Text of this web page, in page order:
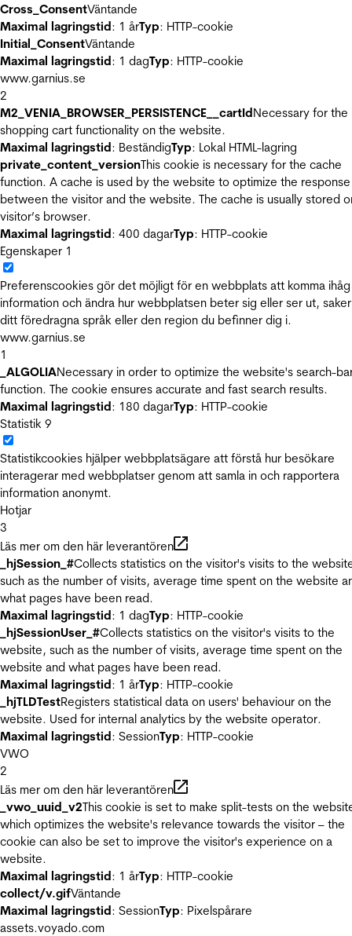
Cross_ConsentVäntande
Maximal lagringstid: 1 årTyp: HTTP-cookie
Initial_ConsentVäntande
Maximal lagringstid: 1 dagTyp: HTTP-cookie
www.garnius.se
2
M2_VENIA_BROWSER_PERSISTENCE__cartIdNecessary for the
shopping cart functionality on the website.
Maximal lagringstid: BeständigTyp: Lokal HTML-lagring
private_content_versionThis cookie is necessary for the cache
function. A cache is used by the website to optimize the
between the visitor and the website. The cache is usually stored
visitor’s browser.
Maximal lagringstid: 400 dagarTyp: HTTP-cookie
Egenskaper 1
Preferenscookies gör det möjligt för en webbplats att komma ihåg
information och ändra hur webbplatsen beter sig eller ser ut,
ditt föredragna språk eller den region du befinner dig i.
www.garnius.se
1
_ALGOLIANecessary in order to optimize the website's search-
function. The cookie ensures accurate and fast search results.
Maximal lagringstid: 180 dagarTyp: HTTP-cookie
Statistik 9
Statistikcookies hjälper webbplatsägare att förstå hur besökare
interagerar med webbplatser genom att samla in och rapportera
information anonymt.
Hotjar
3
Läs mer om den här leverantören
_hjSession_#Collects statistics on the visitor's visits to the
such as the number of visits, average time spent on the website
what pages have been read.
Maximal lagringstid: 1 dagTyp: HTTP-cookie
_hjSessionUser_#Collects statistics on the visitor's visits to the
website, such as the number of visits, average time spent on the
website and what pages have been read.
Maximal lagringstid: 1 årTyp: HTTP-cookie
_hjTLDTestRegisters statistical data on users' behaviour on the
website. Used for internal analytics by the website operator.
Maximal lagringstid: SessionTyp: HTTP-cookie
VWO
2
Läs mer om den här leverantören
_vwo_uuid_v2This cookie is set to make split-tests on the
which optimizes the website's relevance towards the visitor – the
cookie can also be set to improve the visitor's experience on a
website.
Maximal lagringstid: 1 årTyp: HTTP-cookie
collect/v.gifVäntande
Maximal lagringstid: SessionTyp: Pixelspårare
assets.voyado.com